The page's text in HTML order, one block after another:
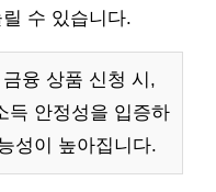
수 있습니다.
융 상품 신청 시,
득 안정성을 입증하
성이 높아집니다.